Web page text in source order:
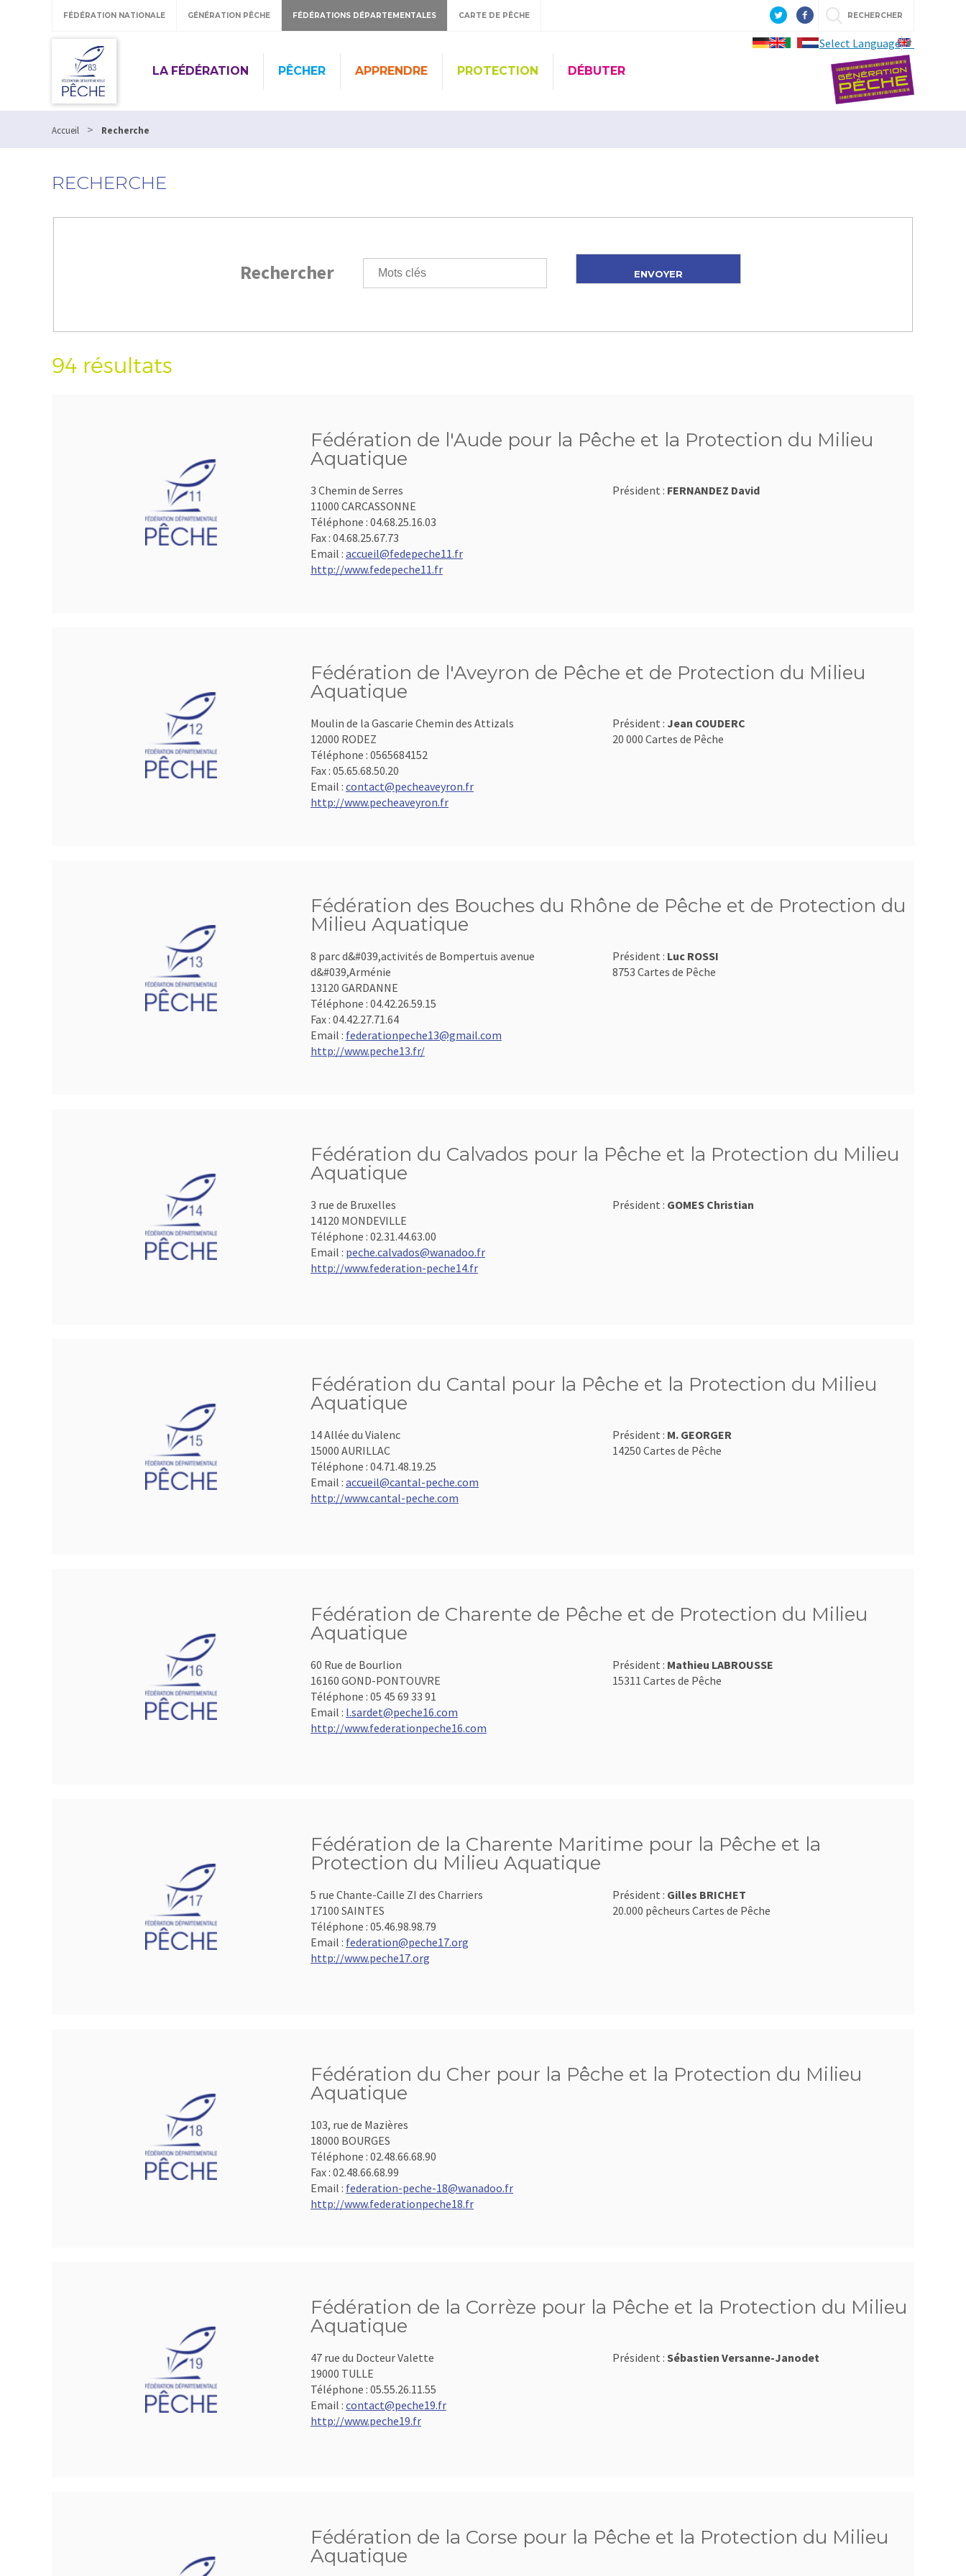
Select Language▼
FÉDÉRATION NATIONALE GÉNÉRATION PÊCHE FÉDÉRATIONS DÉPARTEMENTALES CARTE DE PÊCHE RECHERCHER
LA FÉDÉRATION PÊCHER APPRENDRE PROTECTION DÉBUTER
Accueil > Recherche
RECHERCHE
Rechercher
94 résultats
Fédération de l'Aude pour la Pêche et la Protection du Milieu
Aquatique
3 Chemin de Serres
11000 CARCASSONNE
Téléphone : 04.68.25.16.03
Fax : 04.68.25.67.73
Email : accueil@fedepeche11.fr
http://www.fedepeche11.fr
Président : FERNANDEZ David
Fédération de l'Aveyron de Pêche et de Protection du Milieu
Aquatique
Moulin de la Gascarie Chemin des Attizals
12000 RODEZ
Téléphone : 0565684152
Fax : 05.65.68.50.20
Email : contact@pecheaveyron.fr
http://www.pecheaveyron.fr
Président : Jean COUDERC
20 000 Cartes de Pêche
Fédération des Bouches du Rhône de Pêche et de Protection du
Milieu Aquatique
8 parc d&#039,activités de Bompertuis avenue
d&#039,Arménie
13120 GARDANNE
Téléphone : 04.42.26.59.15
Fax : 04.42.27.71.64
Email : federationpeche13@gmail.com
http://www.peche13.fr/
Président : Luc ROSSI
8753 Cartes de Pêche
Fédération du Calvados pour la Pêche et la Protection du Milieu
Aquatique
3 rue de Bruxelles
14120 MONDEVILLE
Téléphone : 02.31.44.63.00
Email : peche.calvados@wanadoo.fr
http://www.federation-peche14.fr
Président : GOMES Christian
Fédération du Cantal pour la Pêche et la Protection du Milieu
Aquatique
14 Allée du Vialenc
15000 AURILLAC
Téléphone : 04.71.48.19.25
Email : accueil@cantal-peche.com
http://www.cantal-peche.com
Président : M. GEORGER
14250 Cartes de Pêche
Fédération de Charente de Pêche et de Protection du Milieu
Aquatique
60 Rue de Bourlion
16160 GOND-PONTOUVRE
Téléphone : 05 45 69 33 91
Email : l.sardet@peche16.com
http://www.federationpeche16.com
Président : Mathieu LABROUSSE
15311 Cartes de Pêche
Fédération de la Charente Maritime pour la Pêche et la
Protection du Milieu Aquatique
5 rue Chante-Caille ZI des Charriers
17100 SAINTES
Téléphone : 05.46.98.98.79
Email : federation@peche17.org
http://www.peche17.org
Président : Gilles BRICHET
20.000 pêcheurs Cartes de Pêche
Fédération du Cher pour la Pêche et la Protection du Milieu
Aquatique
103, rue de Mazières
18000 BOURGES
Téléphone : 02.48.66.68.90
Fax : 02.48.66.68.99
Email : federation-peche-18@wanadoo.fr
http://www.federationpeche18.fr
Fédération de la Corrèze pour la Pêche et la Protection du Milieu
Aquatique
47 rue du Docteur Valette
19000 TULLE
Téléphone : 05.55.26.11.55
Email : contact@peche19.fr
http://www.peche19.fr
Président : Sébastien Versanne-Janodet
Fédération de la Corse pour la Pêche et la Protection du Milieu
Aquatique